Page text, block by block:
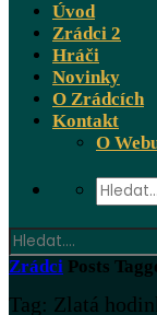
Úvod
Zrádci 2
Hráči
Novinky
O Zrádcích
Kontakt
O
Zrádci Posts
Tag: Zlatá